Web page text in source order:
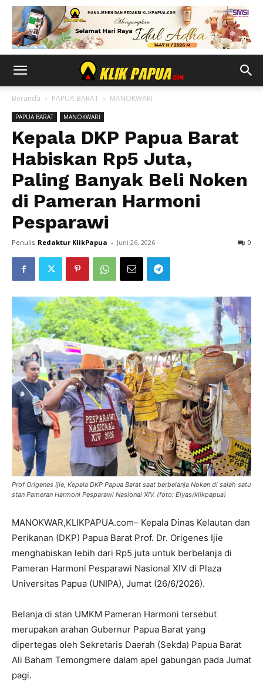
Beranda PAPUA BARAT MANOKWARI
PAPUA BARAT MANOKWARI
Kepala DKP Papua Barat
Habiskan Rp5 Juta,
Paling Banyak Beli Noken
di Pameran Harmoni
Pesparawi
Penulis Redaktur KlikPapua - Juni 26, 2026 0
Prof Origenes Ijie, Kepala DKP Papua Barat saat berbelanja Noken di salah satu
stan Pameran Harmoni Pesparawi Nasional XIV. (foto: Elyas/klikpapua)
MANOKWAR,KLIKPAPUA.com– Kepala Dinas Kelautan dan
Perikanan (DKP) Papua Barat Prof. Dr. Origenes Ijie
menghabiskan lebih dari Rp5 juta untuk berbelanja di
Pameran Harmoni Pesparawi Nasional XIV di Plaza
Universitas Papua (UNIPA), Jumat (26/6/2026).
Belanja di stan UMKM Pameran Harmoni tersebut
merupakan arahan Gubernur Papua Barat yang
dipertegas oleh Sekretaris Daerah (Sekda) Papua Barat
Ali Baham Temongmere dalam apel gabungan pada Jumat
pagi.